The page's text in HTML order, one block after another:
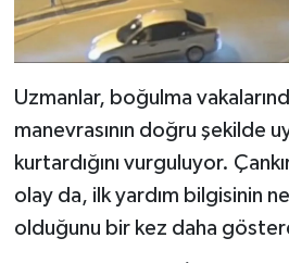
Uzmanlar, boğulma
manevrasının doğru şekilde
kurtardığını vurguluyor.
olay da, ilk yardım bilgisinin
olduğunu bir kez daha